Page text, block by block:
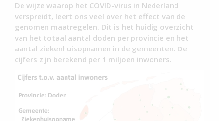
De wijze waarop het COVID-virus in Nederland
verspreidt, leert ons veel over het effect van de
genomen maatregelen. Dit is het huidig overzicht
van het totaal aantal doden per provincie en het
aantal ziekenhuisopnamen in de gemeenten. De
cijfers zijn berekend per 1 miljoen inwoners.